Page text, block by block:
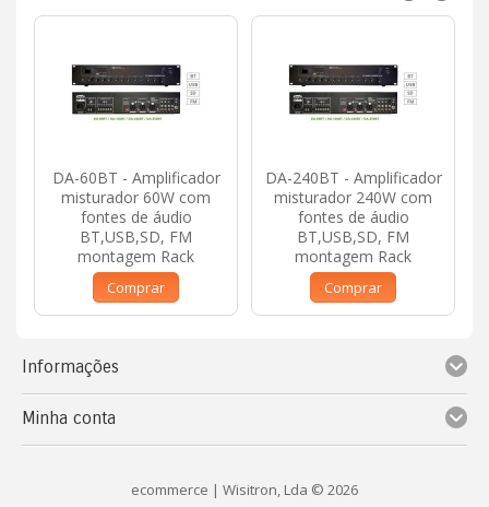
DA-60BT - Amplificador
misturador 60W com
fontes de áudio
BT,USB,SD, FM
montagem Rack
Comprar
DA-240BT - Amplificador
misturador 240W com
fontes de áudio
BT,USB,SD, FM
montagem Rack
Comprar
Informações
Minha conta
ecommerce | Wisitron, Lda © 2026